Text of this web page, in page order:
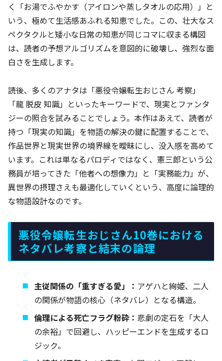
く「お湯でふやかす（アイロンや蒸しタオルの応用）」と
いう、極めて生活感あふれる知恵でした。この、壮大なス
ペクタクルと矮小な日常の知恵が同じコマに収まる構図
は、読者の予想アルゴリズムを意図的に破壊し、強烈な面
白さを生成します。
読後、多くのアナタは「悪役令嬢転生おじさん 考察」
「龍 脱皮 知識」といったキーワードで、現実とファンタ
ジーの照合を試みることでしょう。本作はあえて、読者が
持つ「現実の知識」を物語の解決の鍵に配置することで、
作品世界と現実世界の境界線を曖昧にし、没入感を高めて
います。これは単なるパロディではなく、憲三郎という公
務員が培ってきた「他者への想像力」と「実務能力」が、
異世界の摂理さえも最適化していくという、高度に論理的
な物語設計なのです。
悪役令嬢転生おじさん10巻における
ネタバレ考察と結末の論理
主従関係の「重すぎる愛」： アゲハと絢姫、二人
の関係が物語の核心（ネタバレ）となる構造。
倫理による死亡フラグ粉砕：悲劇の定石を「大人
の余裕」で回避し、ハッピーエンドを生成するロ
ジック。